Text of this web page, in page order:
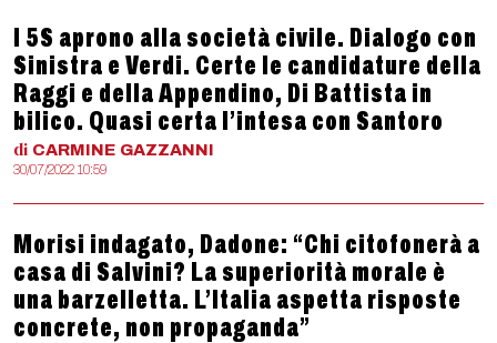
I 5S aprono alla società civile. Dialogo con
Sinistra e Verdi. Certe le candidature della
Raggi e della Appendino, Di Battista in
bilico. Quasi certa l’intesa con Santoro
di CARMINE GAZZANNI
30/07/2022 10:59
Morisi indagato, Dadone: “Chi citofonerà a
casa di Salvini? La superiorità morale è
una barzelletta. L’Italia aspetta risposte
concrete, non propaganda”